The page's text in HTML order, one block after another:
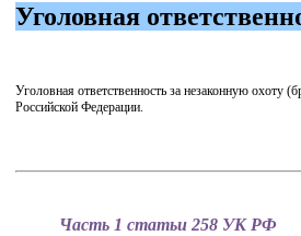
Уголовная
Уголовная ответственность за незаконную охоту
Российской Федерации.
Часть 1 статьи 258 УК РФ